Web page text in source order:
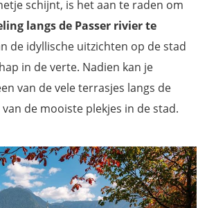
schijnt, is het aan te raden om
langs de Passer rivier te
de idyllische uitzichten op de stad
in de verte. Nadien kan je
van de vele terrasjes langs de
van de mooiste plekjes in de stad.